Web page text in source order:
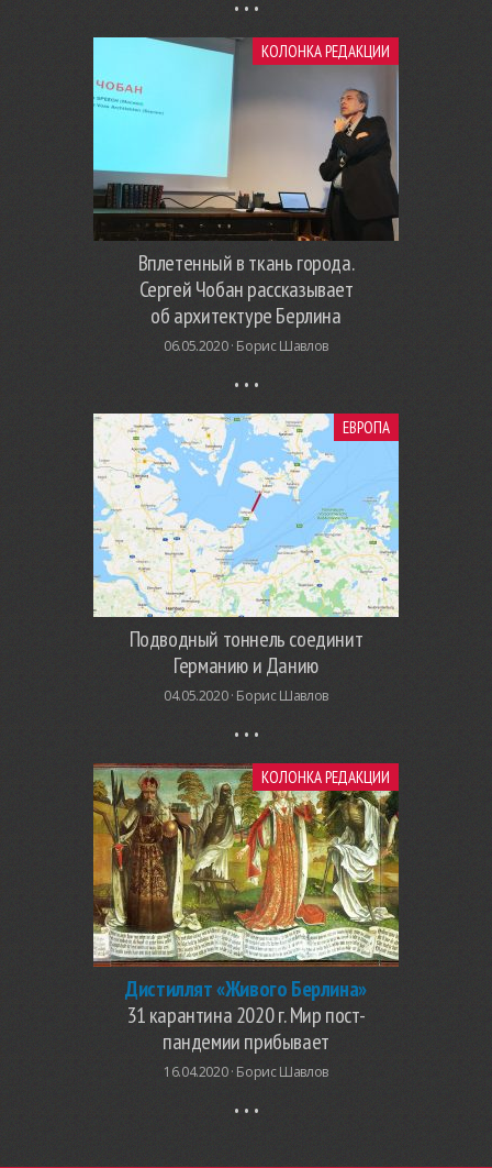
КОЛОНКА РЕДАКЦИИ
Вплетенный в ткань города.
Сергей Чобан рассказывает
об архитектуре Берлина
06.05.2020 · Борис Шавлов
ЕВРОПА
Подводный тоннель соединит
Германию и Данию
04.05.2020 · Борис Шавлов
КОЛОНКА РЕДАКЦИИ
Дистиллят «Живого Берлина»
31 карантина 2020 г. Мир пост-
пандемии прибывает
16.04.2020 · Борис Шавлов